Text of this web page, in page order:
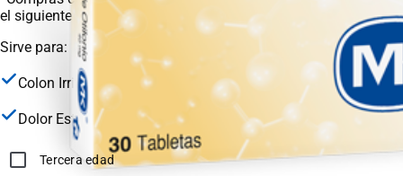
el siguiente paso la documentación correspondiente.
Sirve para:
Colon Irritable
Dolor Estomacal
Tercera edad